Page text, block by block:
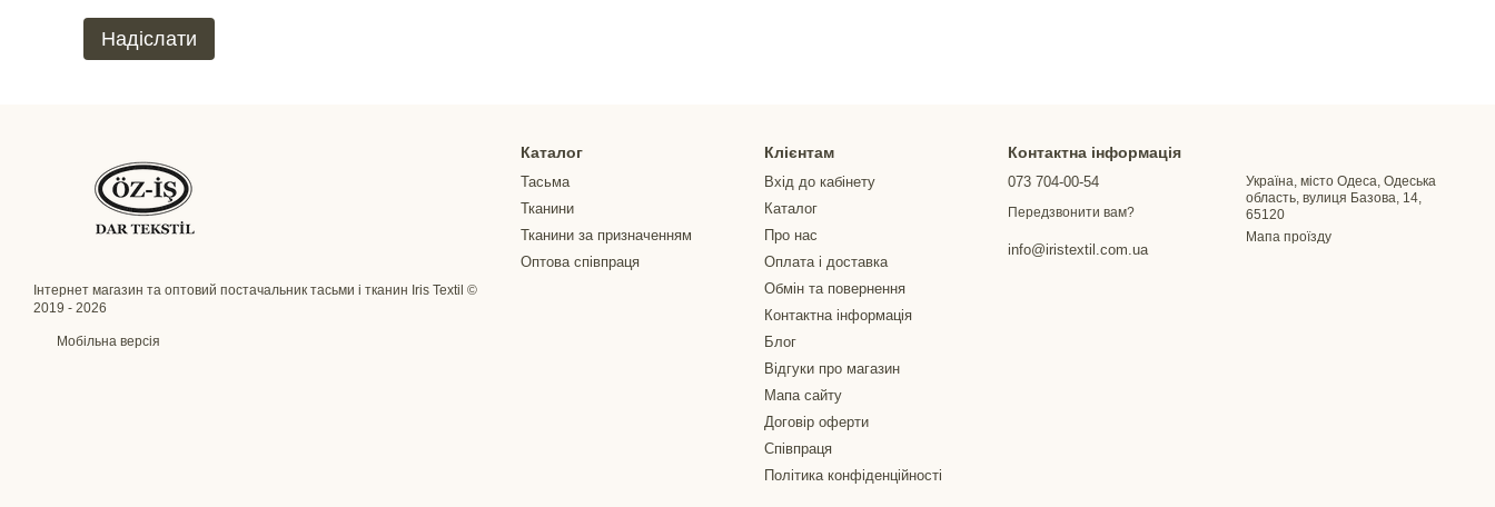
Надіслати
Інтернет магазин та оптовий постачальник тасьми і тканин Iris Textil ©
2019 - 2026
Мобільна версія
Каталог
Тасьма
Тканини
Тканини за призначенням
Оптова співпраця
Клієнтам
Вхід до кабінету
Каталог
Про нас
Оплата і доставка
Обмін та повернення
Контактна інформація
Блог
Відгуки про магазин
Мапа сайту
Договір оферти
Співпраця
Політика конфіденційності
Контактна інформація
073 704-00-54
Передзвонити вам?
info@iristextil.com.ua
Україна, місто Одеса, Одеська
область, вулиця Базова, 14,
65120
Мапа проїзду